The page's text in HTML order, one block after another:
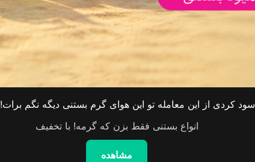
سود کردی از این معامله تو این هوای گرم بستنی دیگه نگم برات!
انواع بستنی فقط بزن که گرمه! با تخفیف
مشاهده